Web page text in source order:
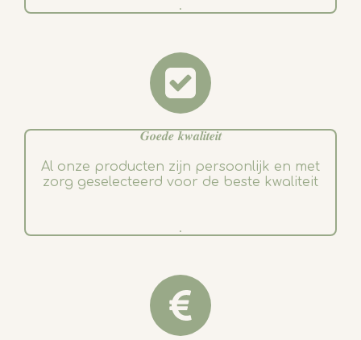
.
𝑮𝒐𝒆𝒅𝒆 𝒌𝒘𝒂𝒍𝒊𝒕𝒆𝒊𝒕
Al onze producten zijn persoonlijk en met
zorg geselecteerd voor de beste kwaliteit
.